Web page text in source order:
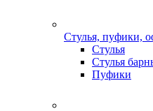
Стулья, пуфики,
Стулья
Стулья
Пуфики